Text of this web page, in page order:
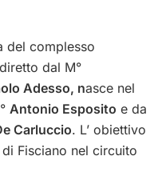
del complesso
diretto dal M°
Adesso, nasce nel
Antonio Esposito e da
Carluccio. L’ obiettivo
Fisciano nel circuito